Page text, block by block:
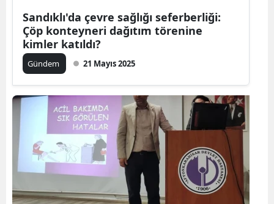
Sandıklı'da çevre sağlığı seferberliği:
Çöp konteyneri dağıtım törenine
kimler katıldı?
Gündem 21 Mayıs 2025